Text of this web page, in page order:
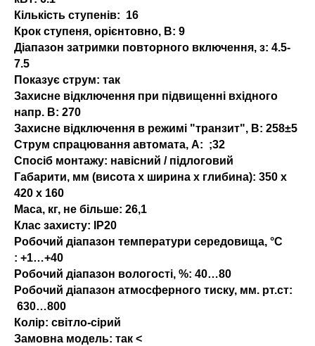
Кількість ступенів: 16
Крок ступеня, орієнтовно, В: 9
Діапазон затримки повторного включення, з: 4.5-
7.5
Показує струм: так
Захисне відключення при підвищенні вхідного
напр. В: 270
Захисне відключення в режимі "транзит", В: 258±5
Струм спрацювання автомата, А: ;32
Спосіб монтажу: навісний / підлоговий
Габарити, мм (висота x ширина x глибина): 350 х
420 х 160
Маса, кг, не більше: 26,1
Клас захисту: IP20
Робочий діапазон температури середовища, °С
: +1…+40
Робочий діапазон вологості, %: 40…80
Робочий діапазон атмосферного тиску, мм. рт.ст:
630…800
Колір: світло-сірий
Замовна модель: так <